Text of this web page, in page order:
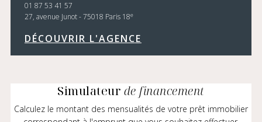
01 87 53 41 57
27, avenue Junot - 75018 Paris 18e
DÉCOUVRIR L'AGENCE
Simulateur de financement
Calculez le montant des mensualités de votre prêt immobilier